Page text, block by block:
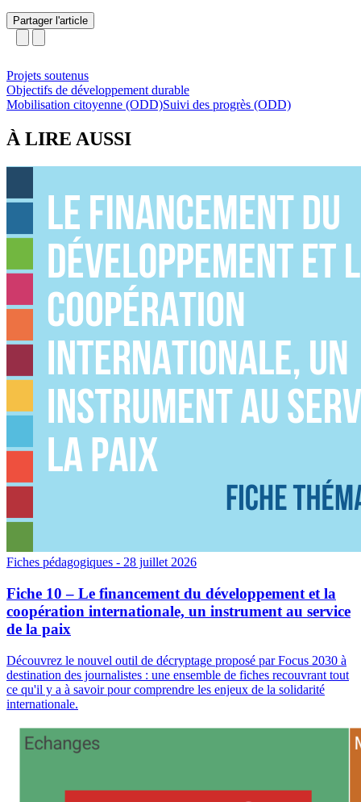
Partager l'article
Projets soutenus
Objectifs de développement durable
Mobilisation citoyenne (ODD)Suivi des progrès (ODD)
À LIRE AUSSI
Fiches pédagogiques - 28 juillet 2026
Fiche 10 – Le financement du développement et la
coopération internationale, un instrument au service
de la paix
Découvrez le nouvel outil de décryptage proposé par Focus 2030 à
destination des journalistes : une ensemble de fiches recouvrant tout
ce qu'il y a à savoir pour comprendre les enjeux de la solidarité
internationale.